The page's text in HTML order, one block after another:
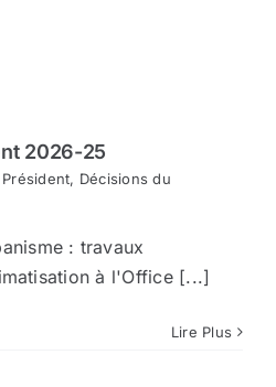
2026-25
, Décisions du
: travaux
à l'Office [...]
Lire Plus